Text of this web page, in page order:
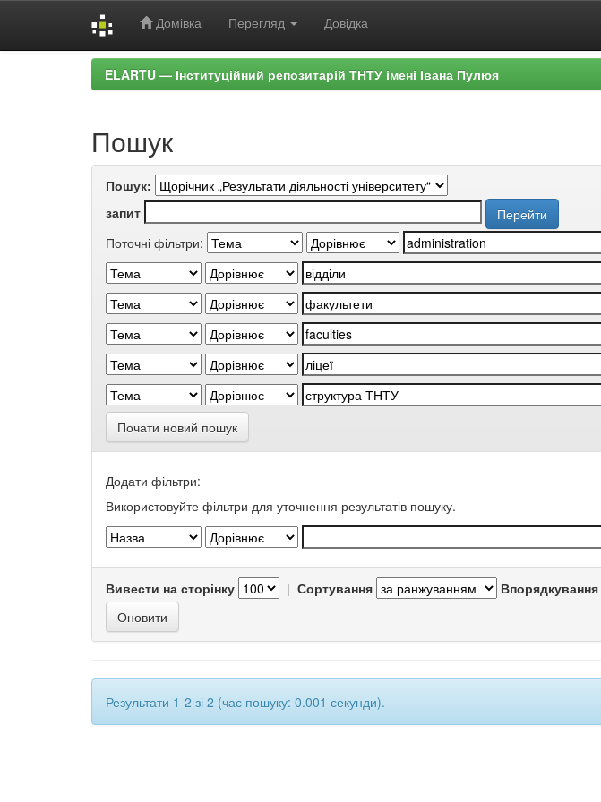
Домівка Перегляд Довідка
ELARTU — Інституційний репозитарій ТНТУ імені Івана Пулюя
Пошук
Пошук:
запит
Поточні фільтри:
Почати новий пошук
Додати фільтри:
Використовуйте фільтри для уточнення результатів пошуку.
Вивести на сторінку | Сортування Впорядкування
Результати 1-2 зі 2 (час пошуку: 0.001 секунди).